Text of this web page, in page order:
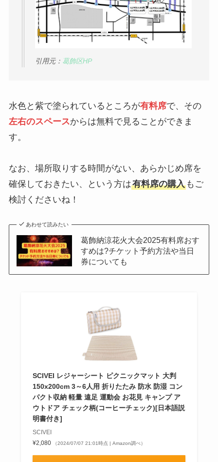
引用元： 葛飾区HP
水色と紫で塗られているところが有料席で、その
左右のスペースからは無料で見ることができま
す。
なお、場所取りする時間がない、あらかじめ席を
確保しておきたい、という方は有料席の購入もご
検討くださいね！
あわせて読みたい
葛飾納涼花火大会2025有料席おす
すめは?チケット予約方法や当日
券についても
SCIVEI レジャーシート ピクニックマット 大判
150x200cm 3～6人用 折りたたみ 防水 防湿 コン
パクト収納 軽量 遠足 運動会 お花見 キャンプ ア
ウトドア チェック柄(コーヒーチェック)[日本語説
明書付き]
SCIVEI
¥2,080
（2024/07/07 21:01時点 | Amazon調べ）